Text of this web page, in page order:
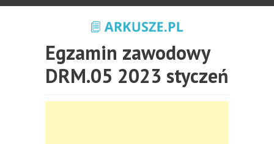
Egzamin zawodowy
DRM.05 2023 styczeń